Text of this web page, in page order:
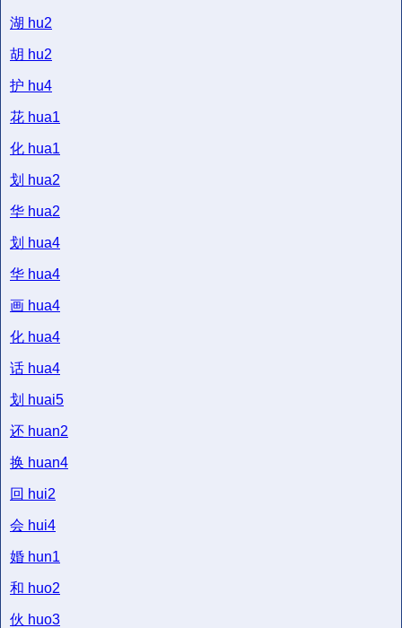
湖 hu2
胡 hu2
护 hu4
花 hua1
化 hua1
划 hua2
华 hua2
划 hua4
华 hua4
画 hua4
化 hua4
话 hua4
划 huai5
还 huan2
换 huan4
回 hui2
会 hui4
婚 hun1
和 huo2
伙 huo3